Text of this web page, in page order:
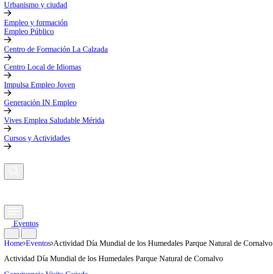
Urbanismo y ciudad
Empleo y formación
Empleo Público
Centro de Formación La Calzada
Centro Local de Idiomas
Impulsa Empleo Joven
Generación IN Empleo
Vives Emplea Saludable Mérida
Cursos y Actividades
Eventos
Home Eventos Actividad Día Mundial de los Humedales Parque Natural de Cornalvo
Actividad Día Mundial de los Humedales Parque Natural de Cornalvo